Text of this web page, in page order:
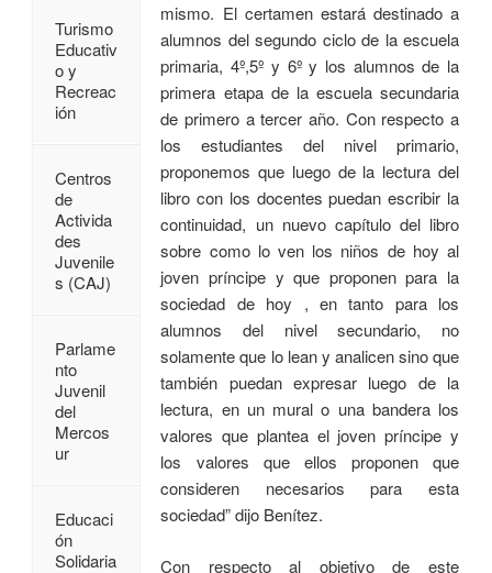
mismo. El certamen estará destinado a
alumnos del segundo ciclo de la escuela
primaria, 4º,5º y 6º y los alumnos de la
primera etapa de la escuela secundaria
de primero a tercer año. Con respecto a
los estudiantes del nivel primario,
proponemos que luego de la lectura del
libro con los docentes puedan escribir la
continuidad, un nuevo capítulo del libro
sobre como lo ven los niños de hoy al
joven príncipe y que proponen para la
sociedad de hoy , en tanto para los
alumnos del nivel secundario, no
solamente que lo lean y analicen sino que
también puedan expresar luego de la
lectura, en un mural o una bandera los
valores que plantea el joven príncipe y
los valores que ellos proponen que
consideren necesarios para esta
sociedad” dijo Benítez.
Con respecto al objetivo de este
Turismo
Educativ
o y
Recreac
ión
Centros
de
Activida
des
Juvenile
s (CAJ)
Parlame
nto
Juvenil
del
Mercos
ur
Educaci
ón
Solidaria